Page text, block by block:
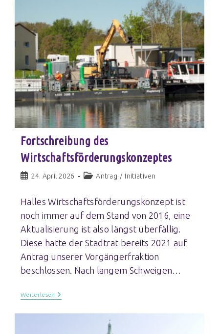
Fortschreibung des
Wirtschaftsförderungskonzeptes
24. April 2026 Antrag / Initiativen
Halles Wirtschaftsförderungskonzept ist
noch immer auf dem Stand von 2016, eine
Aktualisierung ist also längst überfällig.
Diese hatte der Stadtrat bereits 2021 auf
Antrag unserer Vorgängerfraktion
beschlossen. Nach langem Schweigen…
Weiterlesen